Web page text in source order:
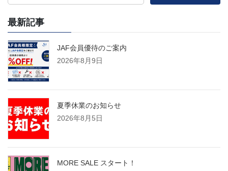
最新記事
JAF会員優待のご案内
2026年8月9日
夏季休業のお知らせ
2026年8月5日
MORE SALE スタート！